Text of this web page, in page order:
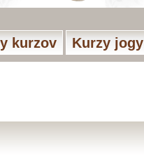
kurzov Kurzy jogy